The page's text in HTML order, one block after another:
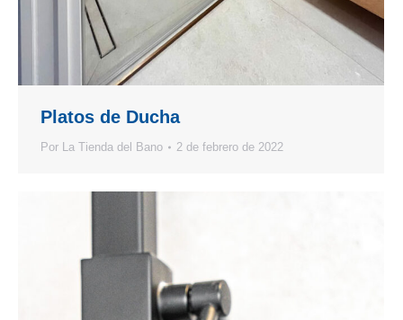
Platos de Ducha
Por La Tienda del Bano 2 de febrero de 2022